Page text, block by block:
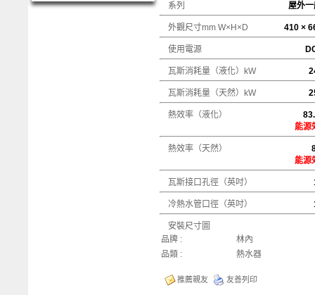
系列 屋外
外觀尺寸mm W×H×D 410 ×
使用電源
瓦斯消耗量（液化）kW
瓦斯消耗量（天然）kW
熱效率（液化）
能源
熱效率（天然）
能源
瓦斯接口孔徑（英吋）
冷熱水管口徑（英吋）
安裝尺寸圖
品牌 :
林內
品類 :
熱水器
推薦親友 友善列印